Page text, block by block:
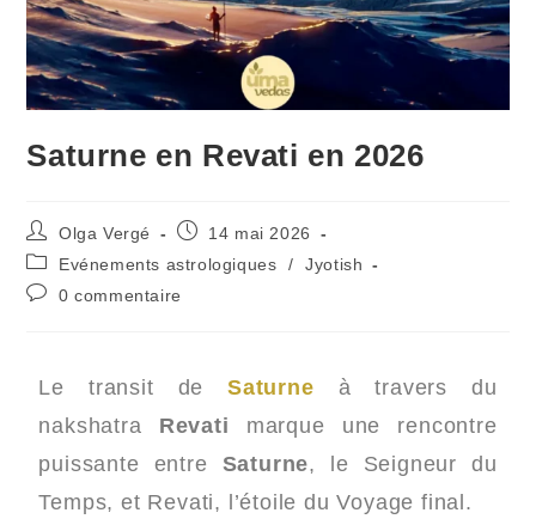
Saturne en Revati en 2026
Olga Vergé
14 mai 2026
Evénements astrologiques
/
Jyotish
0 commentaire
Le transit deSaturne à travers du
nakshatra Revati marque une rencontre
puissante entre Saturne, le Seigneur du
Temps, et Revati, l’étoile du Voyage final.